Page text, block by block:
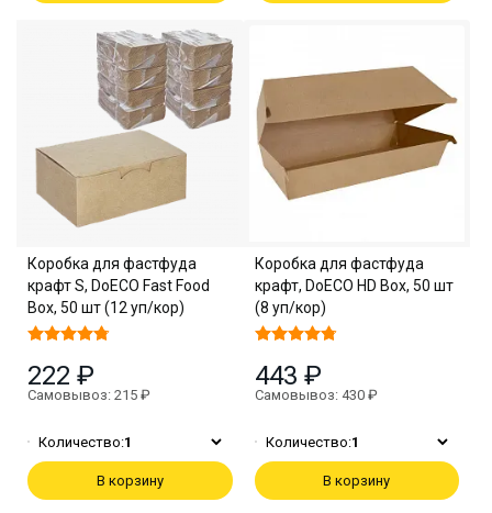
Коробка для фастфуда
крафт S, DoECO Fast Food
Box, 50 шт (12 уп/кор)
222 ₽
Самовывоз: 215 ₽
Количество:1
В корзину
Коробка для фастфуда
крафт, DoECO HD Box, 50 шт
(8 уп/кор)
443 ₽
Самовывоз: 430 ₽
Количество:1
В корзину